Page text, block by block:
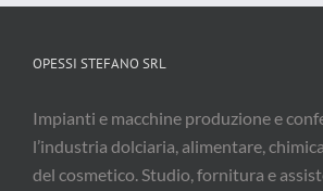
OPESSI STEFANO SRL
Impianti e macchine produzione e
l’industria dolciaria, alimentare,
del cosmetico. Studio, fornitura e